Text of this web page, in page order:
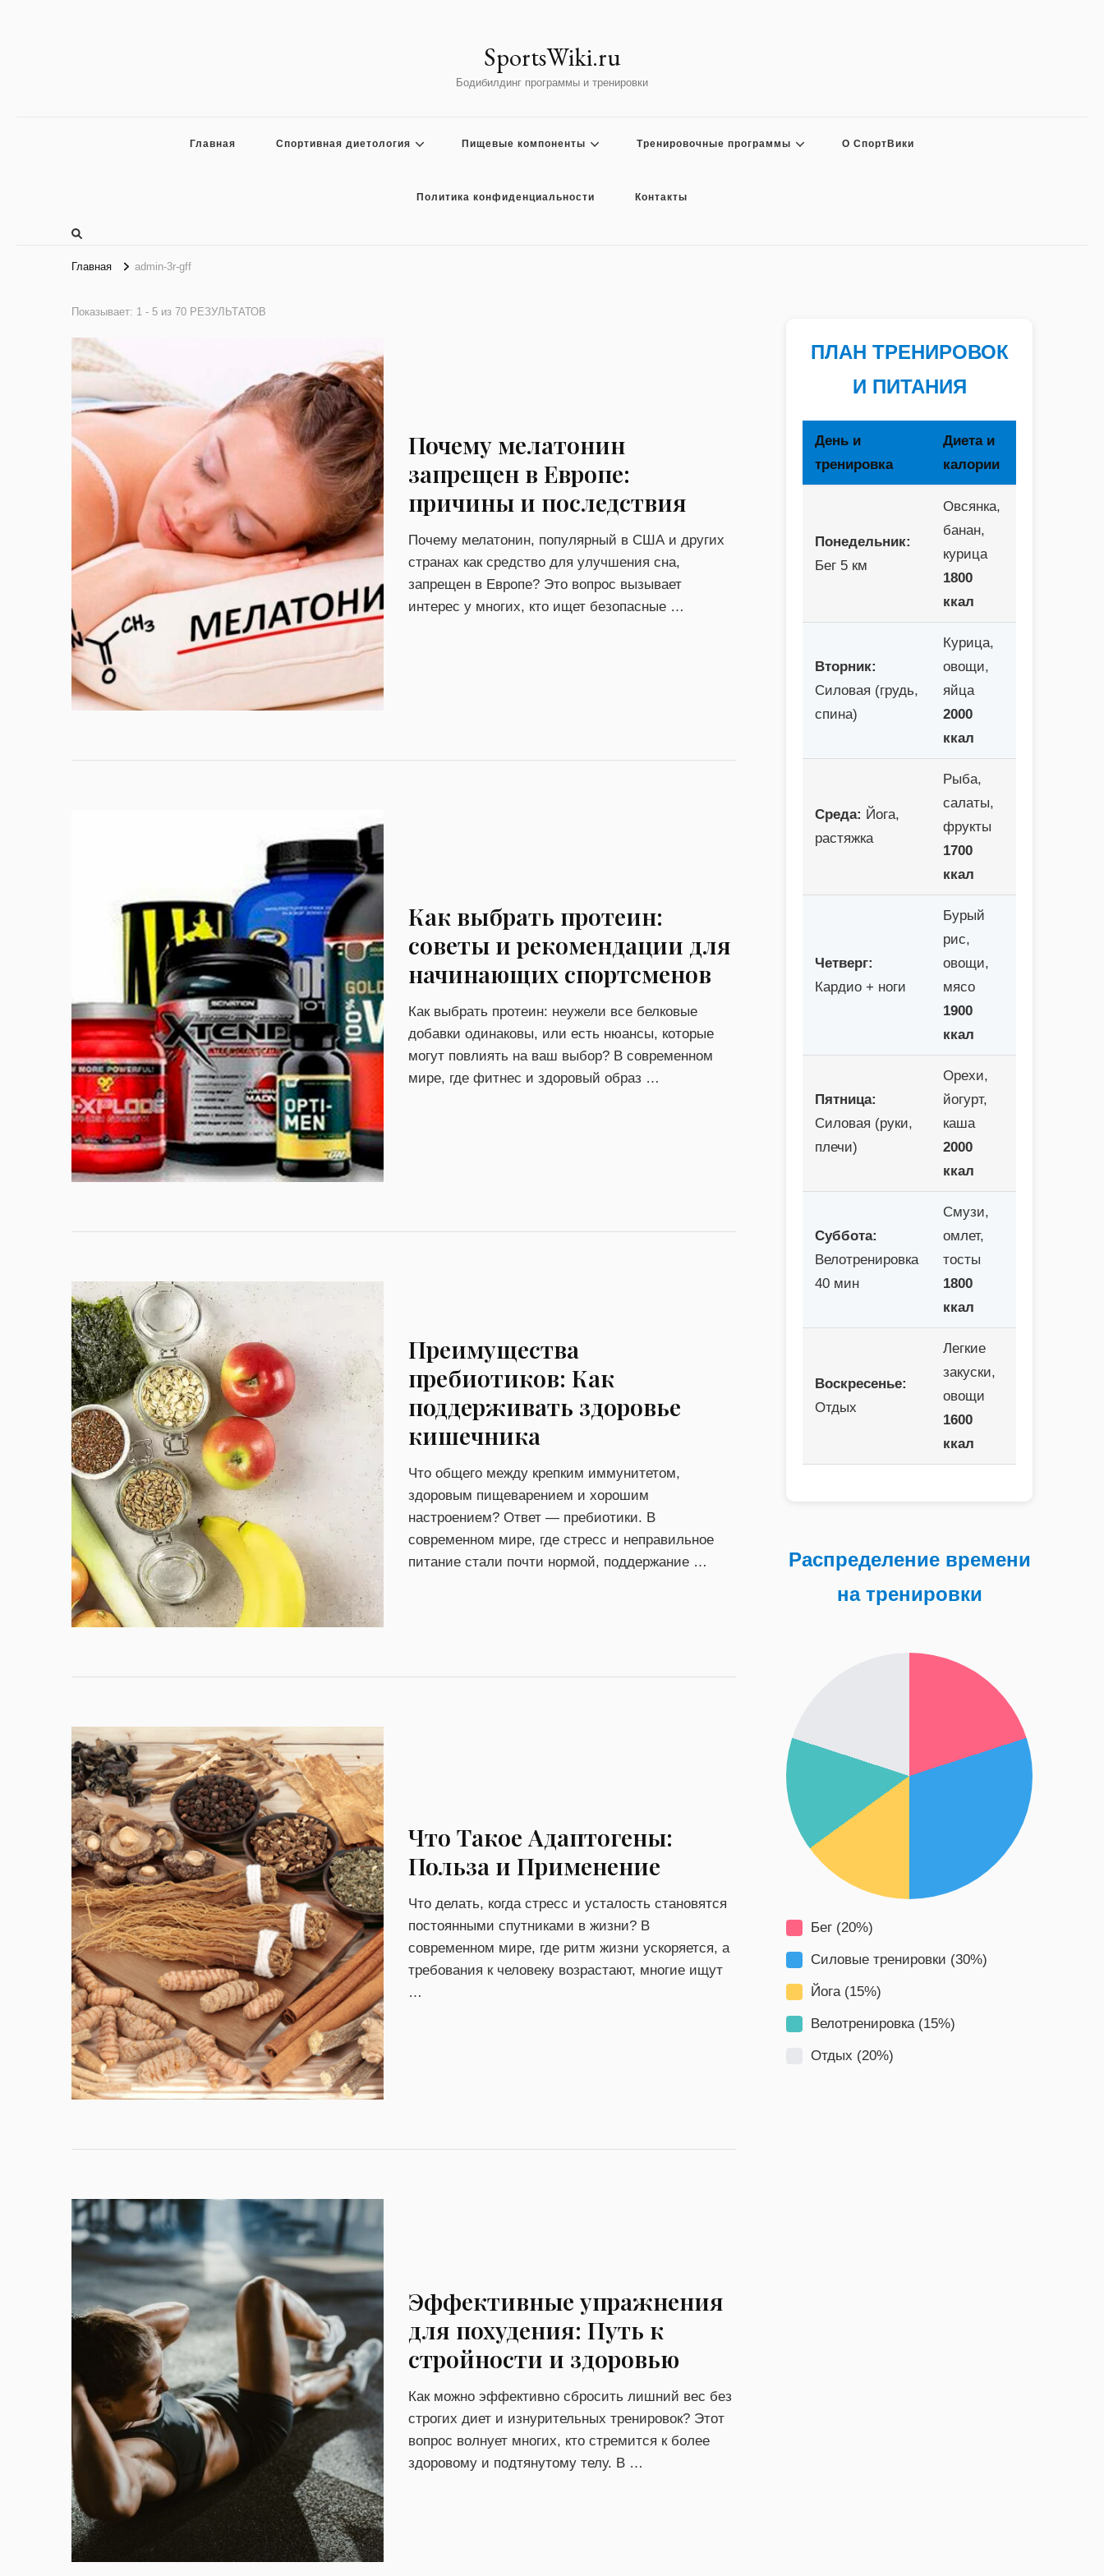
SportsWiki.ru
Бодибилдинг программы и тренировки
Главная Спортивная диетология Пищевые компоненты Тренировочные программы О СпортВики
Политика конфиденциальности Контакты
Главная admin-3r-gff
Показывает: 1 - 5 из 70 РЕЗУЛЬТАТОВ
Почему мелатонин
запрещен в Европе:
причины и последствия
Почему мелатонин, популярный в США и других
странах как средство для улучшения сна,
запрещен в Европе? Это вопрос вызывает
интерес у многих, кто ищет безопасные …
Как выбрать протеин:
советы и рекомендации для
начинающих спортсменов
Как выбрать протеин: неужели все белковые
добавки одинаковы, или есть нюансы, которые
могут повлиять на ваш выбор? В современном
мире, где фитнес и здоровый образ …
Преимущества
пребиотиков: Как
поддерживать здоровье
кишечника
Что общего между крепким иммунитетом,
здоровым пищеварением и хорошим
настроением? Ответ — пребиотики. В
современном мире, где стресс и неправильное
питание стали почти нормой, поддержание …
Что Такое Адаптогены:
Польза и Применение
Что делать, когда стресс и усталость становятся
постоянными спутниками в жизни? В
современном мире, где ритм жизни ускоряется, а
требования к человеку возрастают, многие ищут
…
Эффективные упражнения
для похудения: Путь к
стройности и здоровью
Как можно эффективно сбросить лишний вес без
строгих диет и изнурительных тренировок? Этот
вопрос волнует многих, кто стремится к более
здоровому и подтянутому телу. В …
ПЛАН ТРЕНИРОВОК
И ПИТАНИЯ
День и
тренировка
Диета и
калории
Понедельник:
Бег 5 км
Овсянка,
банан,
курица
1800
ккал
Вторник:
Силовая (грудь,
спина)
Курица,
овощи,
яйца
2000
ккал
Среда: Йога,
растяжка
Рыба,
салаты,
фрукты
1700
ккал
Четверг:
Кардио + ноги
Бурый
рис,
овощи,
мясо
1900
ккал
Пятница:
Силовая (руки,
плечи)
Орехи,
йогурт,
каша
2000
ккал
Суббота:
Велотренировка
40 мин
Смузи,
омлет,
тосты
1800
ккал
Воскресенье:
Отдых
Легкие
закуски,
овощи
1600
ккал
Распределение времени
на тренировки
Бег (20%)
Силовые тренировки (30%)
Йога (15%)
Велотренировка (15%)
Отдых (20%)